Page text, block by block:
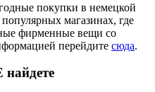
покупки в немецкой
магазинах, где
фирменные вещи со
перейдите сюда.